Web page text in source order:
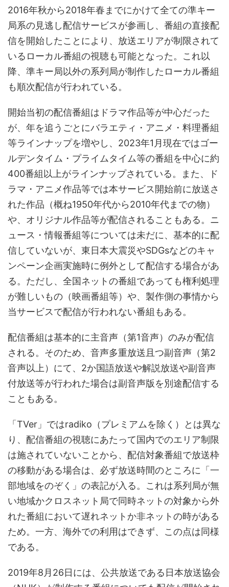
2016年秋から2018年春までにかけて全ての準キー
局系の見逃し配信サービスが参画し、番組の直接配
信を開始したことにより、放送エリアが制限されて
いるローカル番組の視聴も可能となった。これ以
降、準キー局以外の系列局が制作したローカル番組
も順次配信が行われている。
開始当初の配信番組はドラマ作品等が中心だった
が、年を追うごとにバラエティ・アニメ・料理番組
等ラインナップを増やし、2023年1月現在ではゴー
ルデンタイム・プライムタイム等の番組を中心に約
400番組以上がラインナップされている。また、ド
ラマ・アニメ作品等では本サービス開始前に放送さ
れた作品（概ね1950年代から2010年代までの物）
や、オリジナル作品等が配信されることもある。ニ
ュース・情報番組等については未だに、基本的に配
信していないが、東日本大震災やSDGsなどのキャ
ンペーン企画実施時に例外として配信する場合があ
る。ただし、全国ネットの番組であっても権利処理
が難しいもの（映画番組等）や、製作側の事情から
当サービスで配信が行われない番組もある。
配信番組は基本的に主音声（第1音声）のみが配信
される。そのため、音声多重放送且つ副音声（第2
音声以上）にて、2か国語放送や解説放送や副音声
付放送等が行われた場合は副音声版を別途配信する
こともある。
「TVer」ではradiko（プレミアムを除く）とは異な
り、配信番組の視聴にあたって国内でのエリア制限
は施されていないことから、配信対象番組で放送枠
の移動がある場合は、必ず放送時間のところに「一
部地域をのぞく」の表記が入る。これは系列局が無
い地域かクロスネット局で同時ネットの対象から外
れた番組において遅れネットか非ネットの時がある
ため。一方、海外での利用はできず、この点は同様
である。
2019年8月26日には、公共放送である日本放送協会